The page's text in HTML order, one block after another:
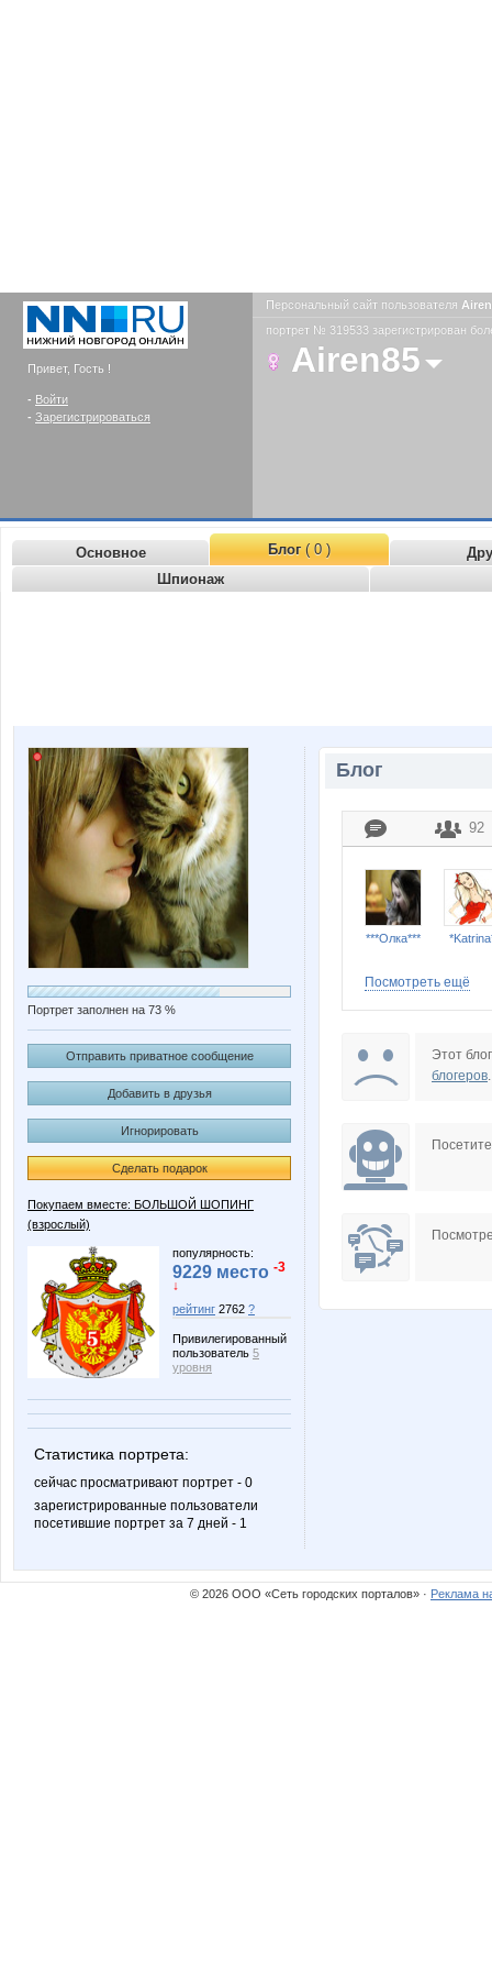
Привет, Гость !
- Войти
- Зарегистрироваться
Персональный сайт пользователя
портрет № 319533 зарегистрирован
Airen85
Основное Блог( 0 )
Шпионаж
Портрет заполнен на 73 %
Отправить приватное сообщение
Добавить в друзья
Игнорировать
Сделать подарок
Покупаем вместе: БОЛЬШОЙ ШОПИНГ
(взрослый)
популярность:
9229 место -3
↓
рейтинг 2762 ?
Привилегированный
пользователь 5
уровня
Статистика портрета:
сейчас просматривают портрет - 0
зарегистрированные пользователи
посетившие портрет за 7 дней - 1
Блог
92
***Олка***
Knita
Nati18
Посмотреть ещё
Этот
блогеров.
© 2026 ООО «Сеть городских порталов» · Реклама